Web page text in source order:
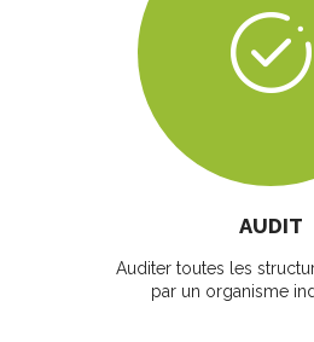
AUDIT
Auditer toutes les
par un organisme